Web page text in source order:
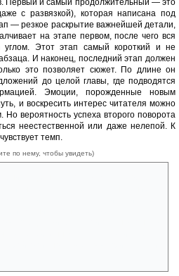
Первый и самый продолжительный — это
с развязкой), которая написана под
— резкое раскрытие важнейшей детали,
на этапе первом, после чего вся
Этот этап самый короткий и не
И наконец, последний этап должен
это позволяет сюжет. По длине он
до целой главы, где подводятся
Эмоции, порожденные новым
и воскресить интерес читателя можно
вероятность успеха второго поворота
неестественной или даже нелепой. К
темп.
по нему, чтобы увидеть)